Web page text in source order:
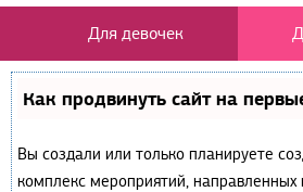
Для девочек
Как продвинуть сайт на
Вы создали или только планируете
комплекс мероприятий,